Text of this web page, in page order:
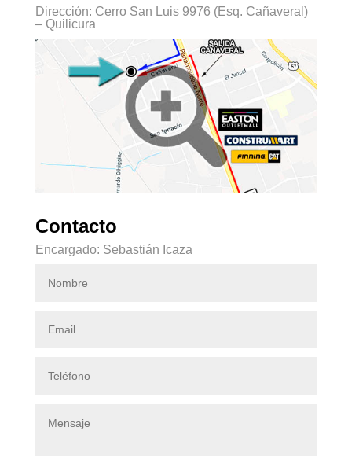
Dirección: Cerro San Luis 9976 (Esq. Cañaveral)
– Quilicura
Contacto
Encargado: Sebastián Icaza